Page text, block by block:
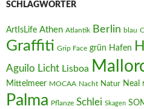
SCHLAGWÖRTER
ArtIsLife Athen Atlantik Berlin blau
Graffiti Grip Face grün Hafen
Aguilo Licht Lisboa
Mittelmeer MOCAA Nacht Natur Neal
Palma Pflanze Schlei Skagen